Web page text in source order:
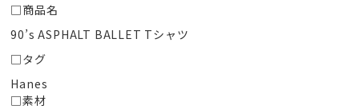
□商品名
90’s ASPHALT BALLET Tシャツ
□タグ
Hanes
□素材